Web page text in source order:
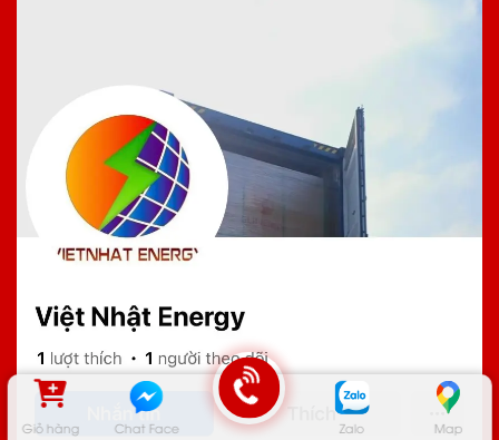
Giỏ hàng Chat Face Zalo Map